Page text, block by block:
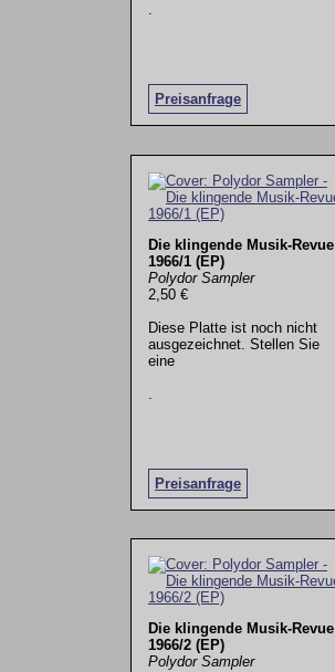
Preisanfrage
.
Die klingende Musik-Revue
1966/1 (EP)
Polydor Sampler
2,50 €
Diese Platte ist noch nicht
ausgezeichnet. Stellen Sie
eine
Preisanfrage
Die klingende Musik-Revue
1966/2 (EP)
Polydor Sampler